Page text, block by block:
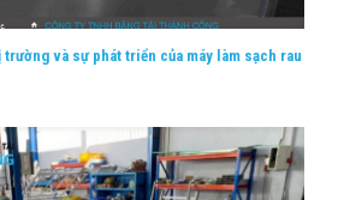
và sự phát triển của máy làm sạch rau